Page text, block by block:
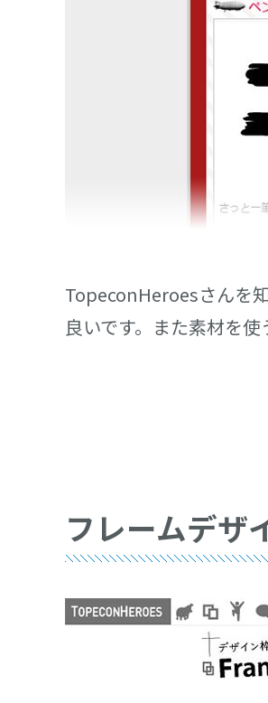
TopeconHeroesさんを
良いです。また素材を
フレームデザ